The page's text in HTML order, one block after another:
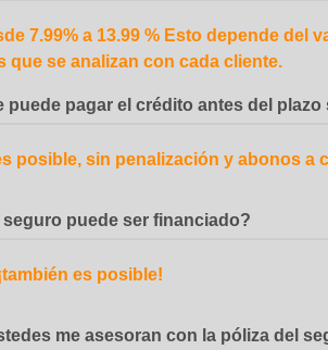
7.99% a 13.99 % Esto depende
que se analizan con cada cliente.
puede pagar el crédito antes del
posible, sin penalización y abonos a
seguro puede ser financiado?
es posible!
me asesoran con la póliza del